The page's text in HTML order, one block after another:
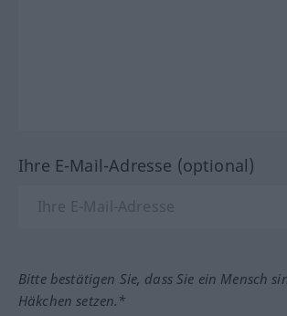
Ihre E-Mail-Adresse (optional)
Bitte bestätigen Sie, dass Sie ein Mensch
Häkchen setzen.*